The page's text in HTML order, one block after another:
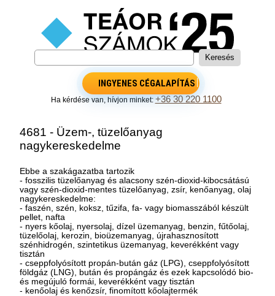
INGYENES CÉGALAPÍTÁS
Ha kérdése van, hívjon minket:+36 30 220 1100
4681 - Üzem-, tüzelőanyag
nagykereskedelme
Ebbe a szakágazatba tartozik
- fosszilis tüzelőanyag és alacsony szén-dioxid-kibocsátású
vagy szén-dioxid-mentes tüzelőanyag, zsír, kenőanyag, olaj
nagykereskedelme:
- faszén, szén, koksz, tűzifa, fa- vagy biomasszából készült
pellet, nafta
- nyers kőolaj, nyersolaj, dízel üzemanyag, benzin, fűtőolaj,
tüzelőolaj, kerozin, bioüzemanyag, újrahasznosított
szénhidrogén, szintetikus üzemanyag, keverékként vagy
tisztán
- cseppfolyósított propán-bután gáz (LPG), cseppfolyósított
földgáz (LNG), bután és propángáz és ezek kapcsolódó bio-
és megújuló formái, keverékként vagy tisztán
- kenőolaj és kenőzsír, finomított kőolajtermék